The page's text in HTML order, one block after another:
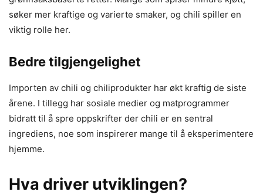
søker mer kraftige og varierte smaker, og chili spiller en
viktig rolle her.
Bedre tilgjengelighet
Importen av chili og chiliprodukter har økt kraftig de siste
årene. I tillegg har sosiale medier og matprogrammer
bidratt til å spre oppskrifter der chili er en sentral
ingrediens, noe som inspirerer mange til å eksperimentere
hjemme.
Hva driver utviklingen?